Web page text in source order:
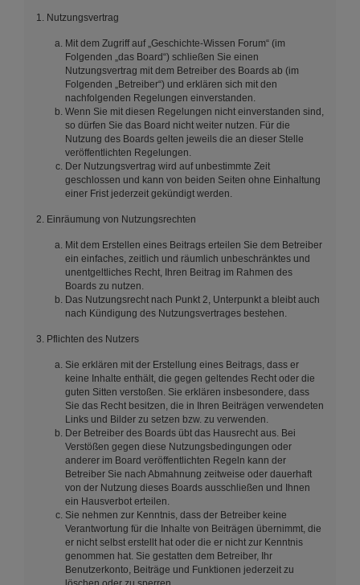
1. Nutzungsvertrag
Mit dem Zugriff auf „Geschichte-Wissen Forum“ (im
Folgenden „das Board“) schließen Sie einen
Nutzungsvertrag mit dem Betreiber des Boards ab (im
Folgenden „Betreiber“) und erklären sich mit den
nachfolgenden Regelungen einverstanden.
Wenn Sie mit diesen Regelungen nicht einverstanden sind,
so dürfen Sie das Board nicht weiter nutzen. Für die
Nutzung des Boards gelten jeweils die an dieser Stelle
veröffentlichten Regelungen.
Der Nutzungsvertrag wird auf unbestimmte Zeit
geschlossen und kann von beiden Seiten ohne Einhaltung
einer Frist jederzeit gekündigt werden.
2. Einräumung von Nutzungsrechten
Mit dem Erstellen eines Beitrags erteilen Sie dem Betreiber
ein einfaches, zeitlich und räumlich unbeschränktes und
unentgeltliches Recht, Ihren Beitrag im Rahmen des
Boards zu nutzen.
Das Nutzungsrecht nach Punkt 2, Unterpunkt a bleibt auch
nach Kündigung des Nutzungsvertrages bestehen.
3. Pflichten des Nutzers
Sie erklären mit der Erstellung eines Beitrags, dass er
keine Inhalte enthält, die gegen geltendes Recht oder die
guten Sitten verstoßen. Sie erklären insbesondere, dass
Sie das Recht besitzen, die in Ihren Beiträgen verwendeten
Links und Bilder zu setzen bzw. zu verwenden.
Der Betreiber des Boards übt das Hausrecht aus. Bei
Verstößen gegen diese Nutzungsbedingungen oder
anderer im Board veröffentlichten Regeln kann der
Betreiber Sie nach Abmahnung zeitweise oder dauerhaft
von der Nutzung dieses Boards ausschließen und Ihnen
ein Hausverbot erteilen.
Sie nehmen zur Kenntnis, dass der Betreiber keine
Verantwortung für die Inhalte von Beiträgen übernimmt, die
er nicht selbst erstellt hat oder die er nicht zur Kenntnis
genommen hat. Sie gestatten dem Betreiber, Ihr
Benutzerkonto, Beiträge und Funktionen jederzeit zu